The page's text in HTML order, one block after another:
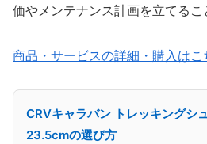
価やメンテナンス計画を立てるこ
商品・サービスの詳細・購入はこ
CRVキャラバン トレッキングシ
23.5cmの選び方